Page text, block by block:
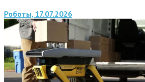
Роботы, 17.07.2026